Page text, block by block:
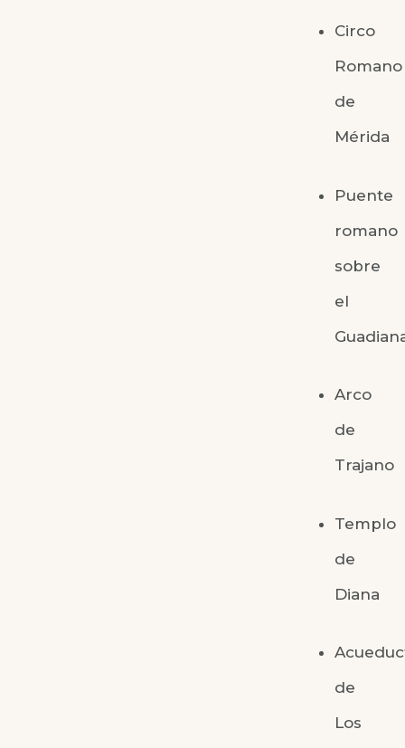
Circo
Romano
de
Mérida
Puente
romano
sobre
el
Arco
de
Trajano
Templo
de
Diana
de
Los